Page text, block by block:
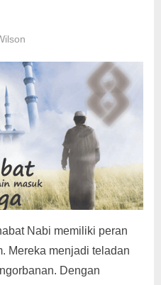
Nabi memiliki peran
Mereka menjadi teladan
Dengan